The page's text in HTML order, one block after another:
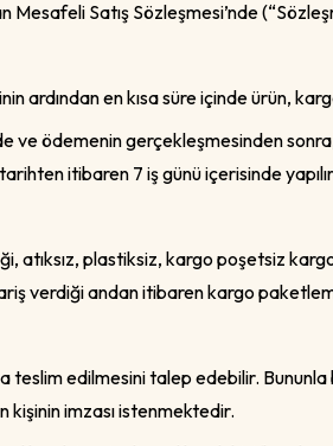
Mesafeli Satış Sözleşmesi’nde
ardından en kısa süre içinde ürün,
ve ödemenin gerçekleşmesinden
itibaren 7 iş günü içerisinde
atıksız, plastiksiz, kargo poşetsiz
verdiği andan itibaren kargo
teslim edilmesini talep edebilir.
imzası istenmektedir.